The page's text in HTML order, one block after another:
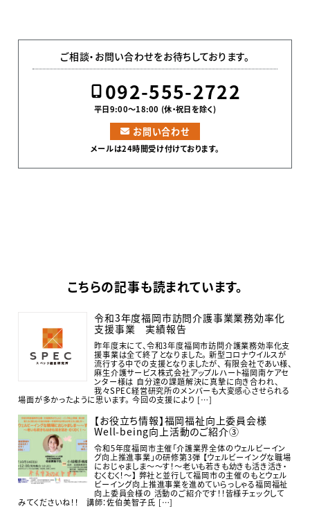
ご相談・お問い合わせをお待ちしております。
092-555-2722
平日9:00〜18:00 (休・祝日を除く)
お問い合わせ
メールは24時間受け付けております。
こちらの記事も読まれています。
令和3年度福岡市訪問介護事業業務効率化
支援事業 実績報告
昨年度末にて、令和3年度福岡市訪問介護業務効率化支
援事業は全て終了となりました。 新型コロナウイルスが
流行する中での支援となりましたが、 有限会社であい様、
麻生介護サービス株式会社アップルハート福岡南ケアセ
ンター様は 自分達の課題解決に真摯に向き合われ、
我々SPEC経営研究所のメンバーも大変感心させられる
場面が多かったように思います。 今回の支援により […]
【お役立ち情報】福岡福祉向上委員会様
Well-being向上活動のご紹介③
令和5年度福岡市主催「介護業界全体のウェルビーイン
グ向上推進事業」の研修第3弾 【ウェルビーイングな職場
におじゃましま～～す！～老いも若きも幼きも活き活き・
むくむく！～】 弊社と並行して福岡市の主催のもとウェル
ビーイング向上推進事業を進めていらっしゃる福岡福祉
向上委員会様の 活動のご紹介です！！皆様チェックして
みてくださいね！！ 講師：佐伯美智子氏 […]